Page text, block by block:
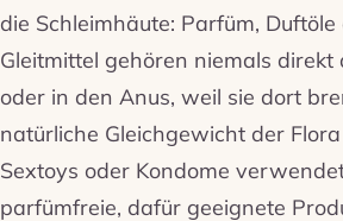
die Schleimhäute: Parfüm,
Gleitmittel gehören niemals direkt
oder in den Anus, weil sie dort
natürliche Gleichgewicht der
Sextoys oder Kondome
parfümfreie, dafür geeignete